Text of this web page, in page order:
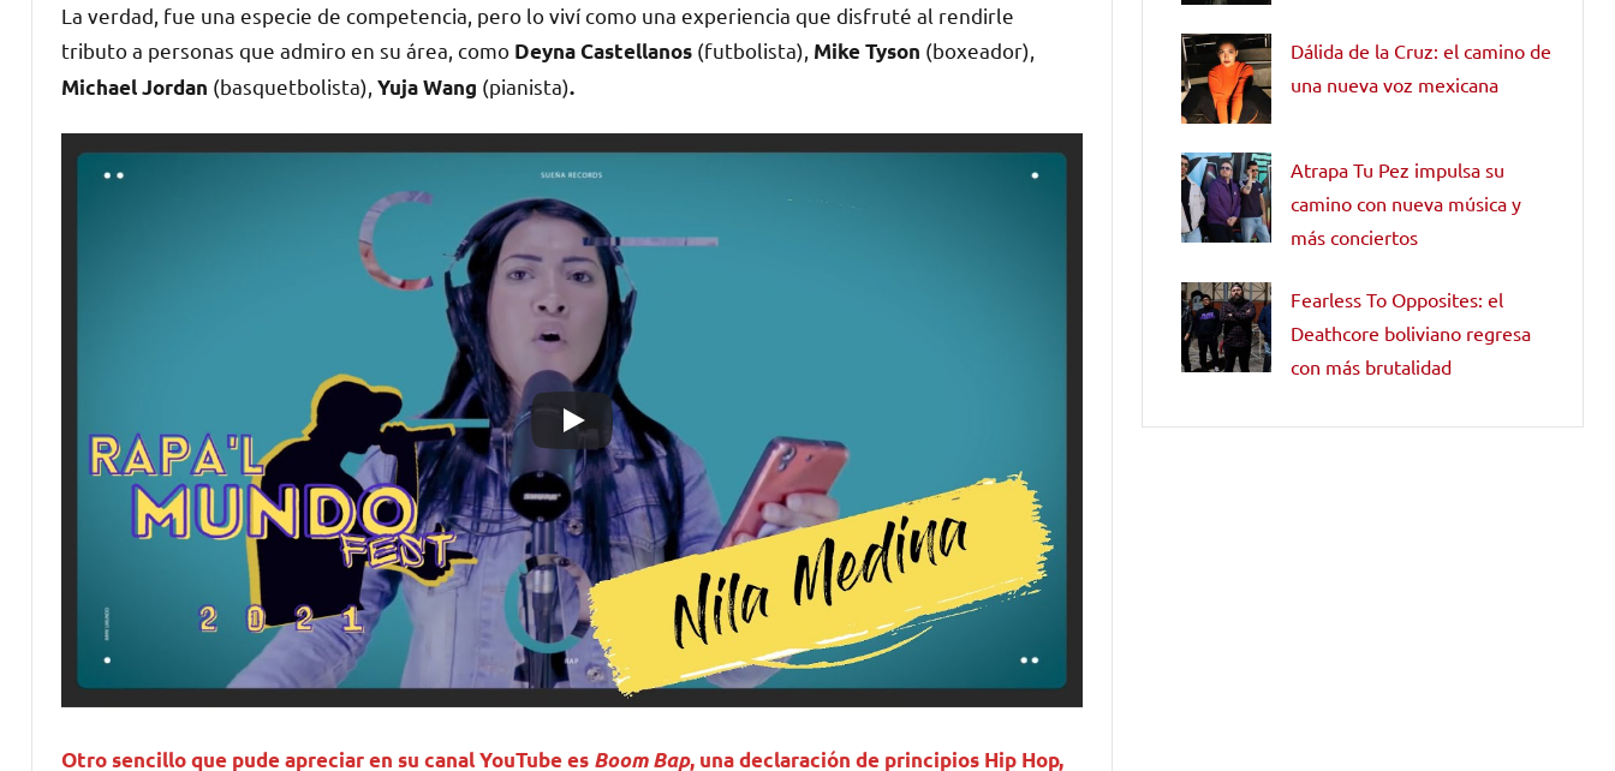
La verdad, fue una especie de competencia, pero lo viví como una experiencia que disfruté al rendirle
tributo a personas que admiro en su área, como Deyna Castellanos (futbolista), Mike Tyson (boxeador),
Michael Jordan (basquetbolista), Yuja Wang (pianista).
Otro sencillo que pude apreciar en su canal YouTube es Boom Bap, una declaración de principios Hip Hop,
Dálida de la Cruz: el camino de
una nueva voz mexicana
Atrapa Tu Pez impulsa su
camino con nueva música y
más conciertos
Fearless To Opposites: el
Deathcore boliviano regresa
con más brutalidad